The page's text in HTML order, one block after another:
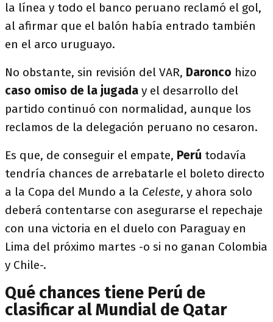
la línea y todo el banco peruano reclamó el gol,
al afirmar que el balón había entrado también
en el arco uruguayo.
No obstante, sin revisión del VAR, Daronco hizo
caso omiso de la jugada y el desarrollo del
partido continuó con normalidad, aunque los
reclamos de la delegación peruano no cesaron.
Es que, de conseguir el empate, Perú todavía
tendría chances de arrebatarle el boleto directo
a la Copa del Mundo a la Celeste, y ahora solo
deberá contentarse con asegurarse el repechaje
con una victoria en el duelo con Paraguay en
Lima del próximo martes -o si no ganan Colombia
y Chile-.
Qué chances tiene Perú de
clasificar al Mundial de Qatar